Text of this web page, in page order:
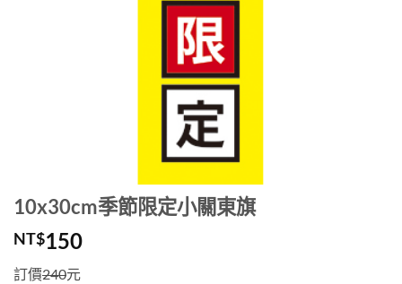
10x30cm季節限定小關東旗
NT$150
訂價240元